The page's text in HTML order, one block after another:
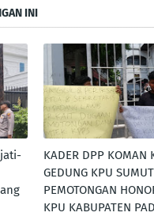
INI
KADER DPP KOMAN
GEDUNG KPU
PEMOTONGAN
KPU KABUPATEN